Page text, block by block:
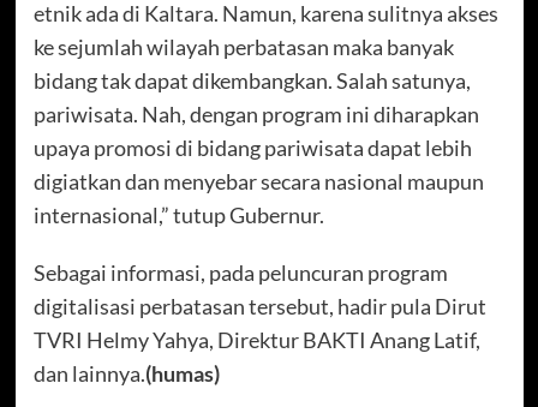
etnik ada di Kaltara. Namun, karena sulitnya akses
ke sejumlah wilayah perbatasan maka banyak
bidang tak dapat dikembangkan. Salah satunya,
pariwisata. Nah, dengan program ini diharapkan
upaya promosi di bidang pariwisata dapat lebih
digiatkan dan menyebar secara nasional maupun
internasional,” tutup Gubernur.
Sebagai informasi, pada peluncuran program
digitalisasi perbatasan tersebut, hadir pula Dirut
TVRI Helmy Yahya, Direktur BAKTI Anang Latif,
dan lainnya.(humas)